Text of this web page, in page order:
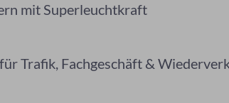
mit Superleuchtkraft
Trafik, Fachgeschäft &